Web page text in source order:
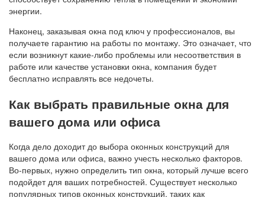
энергии.
Наконец, заказывая окна под ключ у профессионалов, вы
получаете гарантию на работы по монтажу. Это означает, что
если возникнут какие-либо проблемы или несоответствия в
работе или качестве установки окна, компания будет
бесплатно исправлять все недочеты.
Как выбрать правильные окна для
вашего дома или офиса
Когда дело доходит до выбора оконных конструкций для
вашего дома или офиса, важно учесть несколько факторов.
Во-первых, нужно определить тип окна, который лучше всего
подойдет для ваших потребностей. Существует несколько
популярных типов оконных конструкций, таких как